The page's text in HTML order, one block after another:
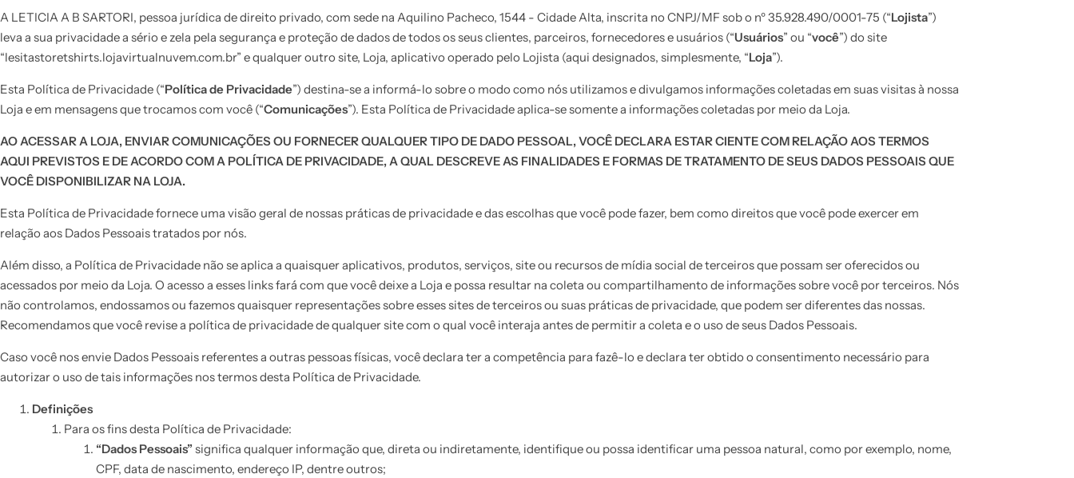
A LETICIA A B SARTORI, pessoa jurídica de direito privado, com sede na Aquilino Pacheco, 1544 - Cidade Alta, inscrita no CNPJ/MF sob o nº 35.928.490/0001-75 (“Lojista”)
leva a sua privacidade a sério e zela pela segurança e proteção de dados de todos os seus clientes, parceiros, fornecedores e usuários (“Usuários” ou “você”) do site
“lesitastoretshirts.lojavirtualnuvem.com.br” e qualquer outro site, Loja, aplicativo operado pelo Lojista (aqui designados, simplesmente, “Loja”).
Esta Política de Privacidade (“Política de Privacidade”) destina-se a informá-lo sobre o modo como nós utilizamos e divulgamos informações coletadas em suas visitas à nossa
Loja e em mensagens que trocamos com você (“Comunicações”). Esta Política de Privacidade aplica-se somente a informações coletadas por meio da Loja.
AO ACESSAR A LOJA, ENVIAR COMUNICAÇÕES OU FORNECER QUALQUER TIPO DE DADO PESSOAL, VOCÊ DECLARA ESTAR CIENTE COM RELAÇÃO AOS TERMOS
AQUI PREVISTOS E DE ACORDO COM A POLÍTICA DE PRIVACIDADE, A QUAL DESCREVE AS FINALIDADES E FORMAS DE TRATAMENTO DE SEUS DADOS PESSOAIS QUE
VOCÊ DISPONIBILIZAR NA LOJA.
Esta Política de Privacidade fornece uma visão geral de nossas práticas de privacidade e das escolhas que você pode fazer, bem como direitos que você pode exercer em
relação aos Dados Pessoais tratados por nós.
Além disso, a Política de Privacidade não se aplica a quaisquer aplicativos, produtos, serviços, site ou recursos de mídia social de terceiros que possam ser oferecidos ou
acessados por meio da Loja. O acesso a esses links fará com que você deixe a Loja e possa resultar na coleta ou compartilhamento de informações sobre você por terceiros. Nós
não controlamos, endossamos ou fazemos quaisquer representações sobre esses sites de terceiros ou suas práticas de privacidade, que podem ser diferentes das nossas.
Recomendamos que você revise a política de privacidade de qualquer site com o qual você interaja antes de permitir a coleta e o uso de seus Dados Pessoais.
Caso você nos envie Dados Pessoais referentes a outras pessoas físicas, você declara ter a competência para fazê-lo e declara ter obtido o consentimento necessário para
autorizar o uso de tais informações nos termos desta Política de Privacidade.
Definições
Para os fins desta Política de Privacidade:
“Dados Pessoais” significa qualquer informação que, direta ou indiretamente, identifique ou possa identificar uma pessoa natural, como por exemplo, nome,
CPF, data de nascimento, endereço IP, dentre outros;